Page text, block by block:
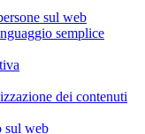
sul web
semplice
dei contenuti
sul web